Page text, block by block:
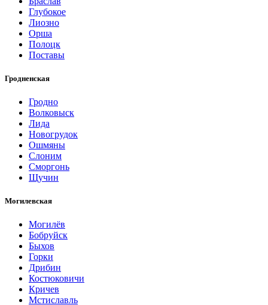
Глубокое
Лиозно
Орша
Полоцк
Поставы
Гродненская
Гродно
Волковыск
Лида
Новогрудок
Ошмяны
Слоним
Сморгонь
Щучин
Могилевская
Могилёв
Бобруйск
Быхов
Горки
Дрибин
Костюковичи
Кричев
Мстиславль